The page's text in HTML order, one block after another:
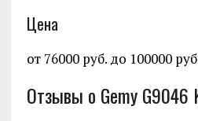
Цена
от 76000 руб. до 100000
Отзывы о Gemy G9046